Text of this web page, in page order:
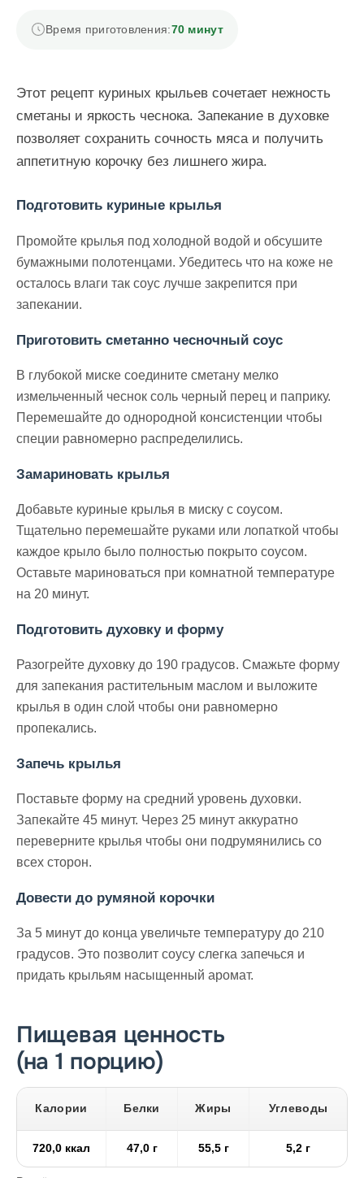
Время приготовления:70 минут
Этот рецепт куриных крыльев сочетает нежность
сметаны и яркость чеснока. Запекание в духовке
позволяет сохранить сочность мяса и получить
аппетитную корочку без лишнего жира.
Подготовить куриные крылья
Промойте крылья под холодной водой и обсушите
бумажными полотенцами. Убедитесь что на коже не
осталось влаги так соус лучше закрепится при
запекании.
Приготовить сметанно чесночный соус
В глубокой миске соедините сметану мелко
измельченный чеснок соль черный перец и паприку.
Перемешайте до однородной консистенции чтобы
специи равномерно распределились.
Замариновать крылья
Добавьте куриные крылья в миску с соусом.
Тщательно перемешайте руками или лопаткой чтобы
каждое крыло было полностью покрыто соусом.
Оставьте мариноваться при комнатной температуре
на 20 минут.
Подготовить духовку и форму
Разогрейте духовку до 190 градусов. Смажьте форму
для запекания растительным маслом и выложите
крылья в один слой чтобы они равномерно
пропекались.
Запечь крылья
Поставьте форму на средний уровень духовки.
Запекайте 45 минут. Через 25 минут аккуратно
переверните крылья чтобы они подрумянились со
всех сторон.
Довести до румяной корочки
За 5 минут до конца увеличьте температуру до 210
градусов. Это позволит соусу слегка запечься и
придать крыльям насыщенный аромат.
Пищевая ценность
(на 1 порцию)
Калории Белки Жиры Углеводы
720,0 ккал 47,0 г 55,5 г 5,2 г